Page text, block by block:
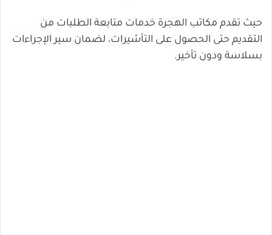
حيث تقدم مكاتب الهجرة خدمات متابعة الطلبات من
التقديم حتى الحصول على التأشيرات، لضمان سير الإجراءات
بسلاسة ودون تأخير.